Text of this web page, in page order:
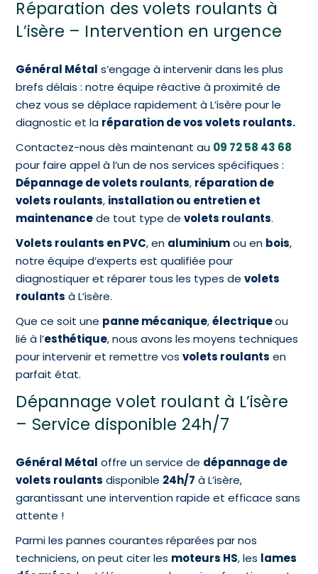
Réparation des volets roulants à
L’isère – Intervention en urgence
Général Métal s’engage à intervenir dans les plus
brefs délais : notre équipe réactive à proximité de
chez vous se déplace rapidement à L’isère pour le
diagnostic et la réparation de vos volets roulants.
Contactez-nous dès maintenant au 09 72 58 43 68
pour faire appel à l’un de nos services spécifiques :
Dépannage de volets roulants, réparation de
volets roulants, installation ou entretien et
maintenancede tout type devolets roulants.
Volets roulants en PVC, en aluminiumou en bois,
notre équipe d’experts est qualifiée pour
diagnostiquer et réparer tous les types devolets
roulants à L’isère.
Que ce soit une panne mécanique,électriqueou
lié à l’esthétique, nous avons les moyens techniques
pour intervenir et remettre vosvolets roulants en
parfait état.
Dépannage volet roulant à L’isère
– Service disponible 24h/7
Général Métal offre un service de dépannage de
volets roulants disponible 24h/7 à L’isère,
garantissant une intervention rapide et efficace sans
attente !
Parmi les pannes courantes réparées par nos
techniciens, on peut citer les moteurs HS, les lames